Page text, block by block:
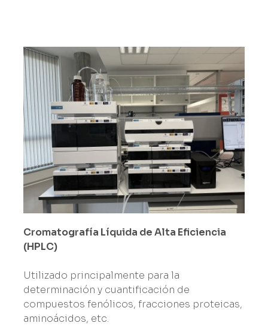
Cromatografía Líquida de Alta Eficiencia
(HPLC)
Utilizado principalmente para la
determinación y cuantificación de
compuestos fenólicos, fracciones proteicas,
aminoácidos, etc.